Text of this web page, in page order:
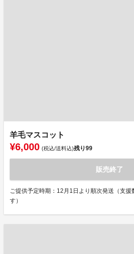
羊毛マスコット
¥6,000 (税込/送料込)残り99
販売終了
ご提供予定時期：12月1日より順次発送（支援
す）